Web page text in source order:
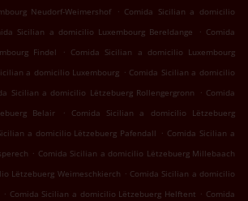
Neudorf-Weimershof
. Comida Sicilian a domicilio
Sicilian a domicilio Luxembourg Bereldange . Comida
Findel
. Comida Sicilian a domicilio Luxembourg
a domicilio Luxembourg . Comida Sicilian a domicilio
Sicilian a domicilio Lëtzebuerg Rollengergronn . Comida
Belair
.
Comida Sicilian a domicilio Lëtzebuerg
a domicilio Lëtzebuerg Pafendall . Comida Sicilian a
. Comida Sicilian a domicilio Lëtzebuerg Millebaach
Lëtzebuerg Weimeschkierch . Comida Sicilian a domicilio
. Comida Sicilian a domicilio Lëtzebuerg Helftent . Comida